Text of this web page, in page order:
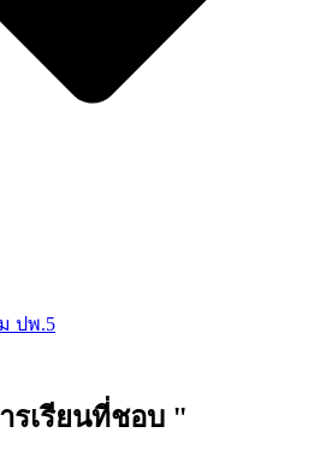
ปพ.5
รเรียนที่ชอบ "